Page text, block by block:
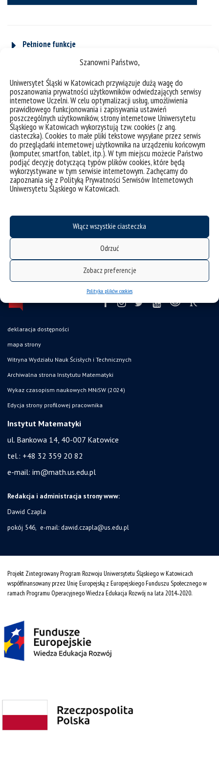
Szanowni Państwo,
Uniwersytet Śląski w Katowicach przywiązuje dużą wagę do
poszanowania prywatności użytkowników odwiedzających serwisy
internetowe Uczelni. W celu optymalizacji usług, umożliwienia
prawidłowego funkcjonowania i zapisywania ustawień
poszczególnych użytkowników, strony internetowe Uniwersytetu
Śląskiego w Katowicach wykorzystują tzw. cookies (z ang.
ciasteczka). Cookies to małe pliki tekstowe wysyłane przez serwis
do przeglądarki internetowej użytkownika na urządzeniu końcowym
(komputer, smartfon, tablet, itp.). W tym miejscu możecie Państwo
podjąć decyzję dotyczącą typów plików cookies, które będą
wykorzystywane w tym serwisie internetowym. Zachęcamy do
zapoznania się z Polityką Prywatności Serwisów Internetowych
Uniwersytetu Śląskiego w Katowicach.
Włącz wszystkie ciasteczka
Odrzuć
Zobacz preferencje
Polityka plików cookies
Pełnione funkcje
CV
Plan zajęć
Publikacje
deklaracja dostępności
mapa strony
Witryna Wydziału Nauk Ścisłych i Technicznych
Archiwalna strona Instytutu Matematyki
Wykaz czasopism naukowych MNiSW (2024)
Edycja strony profilowej pracownika
Instytut Matematyki
ul. Bankowa 14, 40-007 Katowice
tel.: +48 32 359 20 82
e-mail: im@math.us.edu.pl
Redakcja i administracja strony www:
Dawid Czapla
pokój 546, e-mail: dawid.czapla@us.edu.pl
Projekt Zintegrowany Program Rozwoju Uniwersytetu Śląskiego w Katowicach
współfinansowany przez Unię Europejską z Europejskiego Funduszu Społecznego w
ramach Programu Operacyjnego Wiedza Edukacja Rozwój na lata 2014˗2020.